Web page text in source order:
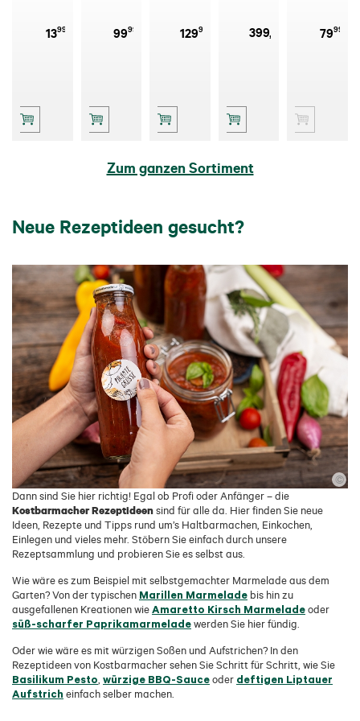
1399 9999 12999 399,- 7999
Zum ganzen Sortiment
Neue Rezeptideen gesucht?
Dann sind Sie hier richtig! Egal ob Profi oder Anfänger – die
Kostbarmacher Rezeptideensind für alle da. Hier finden Sie neue
Ideen, Rezepte und Tipps rund um’s Haltbarmachen, Einkochen,
Einlegen und vieles mehr. Stöbern Sie einfach durch unsere
Rezeptsammlung und probieren Sie es selbst aus.
Wie wäre es zum Beispiel mit selbstgemachter Marmelade aus dem
Garten? Von der typischen Marillen Marmelade bis hin zu
ausgefallenen Kreationen wieAmaretto Kirsch Marmeladeoder
süß-scharfer Paprikamarmeladewerden Sie hier fündig.
Oder wie wäre es mit würzigen Soßen und Aufstrichen? In den
Rezeptideen von Kostbarmacher sehen Sie Schritt für Schritt, wie Sie
Basilikum Pesto würzige BBQ-Sauceoder deftigen Liptauer
Aufstrich einfach selber machen.
©